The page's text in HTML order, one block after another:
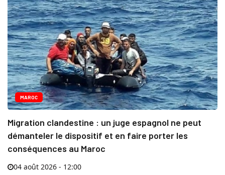
MAROC
Migration clandestine : un juge espagnol ne peut
démanteler le dispositif et en faire porter les
conséquences au Maroc
04 août 2026 - 12:00